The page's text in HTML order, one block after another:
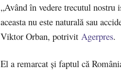
„Având în vedere trecutul nostru
aceasta nu este naturală sau
Viktor Orban, potrivit Agerpres.
El a remarcat și faptul că